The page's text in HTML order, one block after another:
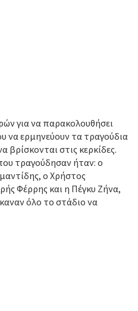
για να παρακολουθήσει
να ερμηνεύουν τα τραγούδια
στις κερκίδες.
τραγούδησαν ήταν: ο
ο Χρήστος
Φέρρης και η Πέγκυ Ζήνα,
όλο το στάδιο να